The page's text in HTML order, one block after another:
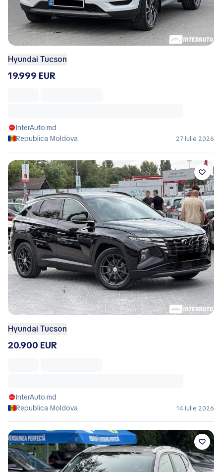
Hyundai Tucson
19.999 EUR
InterAuto.md
Republica Moldova
27 Iulie 2026
Hyundai Tucson
20.900 EUR
InterAuto.md
Republica Moldova
14 Iulie 2026